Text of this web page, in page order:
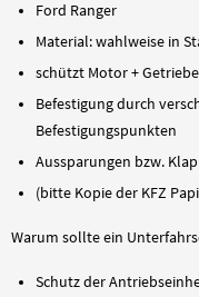
Ford Ranger
Material: wahlweise in
schützt Motor + Getriebe
Befestigung durch
Befestigungspunkten
Aussparungen bzw.
(bitte Kopie der KFZ
Warum sollte ein
Schutz der